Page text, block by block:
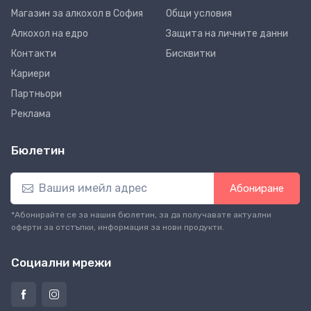
Магазин за алкохол в София
Алкохол на едро
Контакти
Кариери
Партньори
Реклама
Общи условия
Защита на личните данни
Бисквитки
Бюлетин
Абониране
*Абонирайте се за нашия бюлетин, за да получавате актуални
оферти за отстъпки, информация за нови продукти.
Социални мрежи